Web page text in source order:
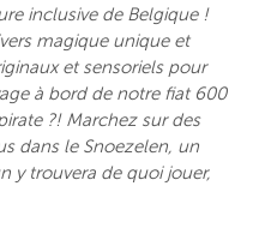
inclusive de Belgique !
magique unique et
et sensoriels pour
à bord de notre fiat 600
?! Marchez sur des
dans le Snoezelen, un
y trouvera de quoi jouer,